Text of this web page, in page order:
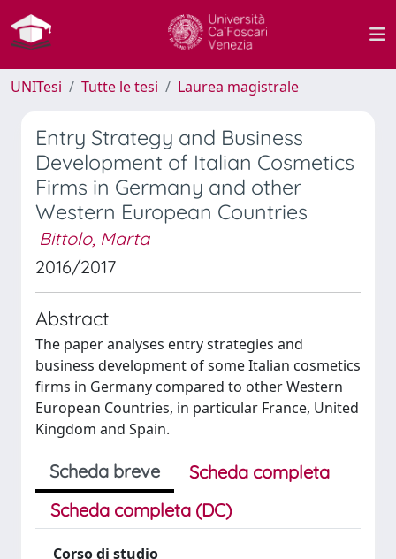
UNITesi Tutte le tesi Laurea magistrale
Entry Strategy and Business
Development of Italian Cosmetics
Firms in Germany and other
Western European Countries
Bittolo, Marta
2016/2017
Abstract
The paper analyses entry strategies and
business development of some Italian cosmetics
firms in Germany compared to other Western
European Countries, in particular France, United
Kingdom and Spain.
Scheda breve
Scheda completa
Scheda completa (DC)
Corso di studio